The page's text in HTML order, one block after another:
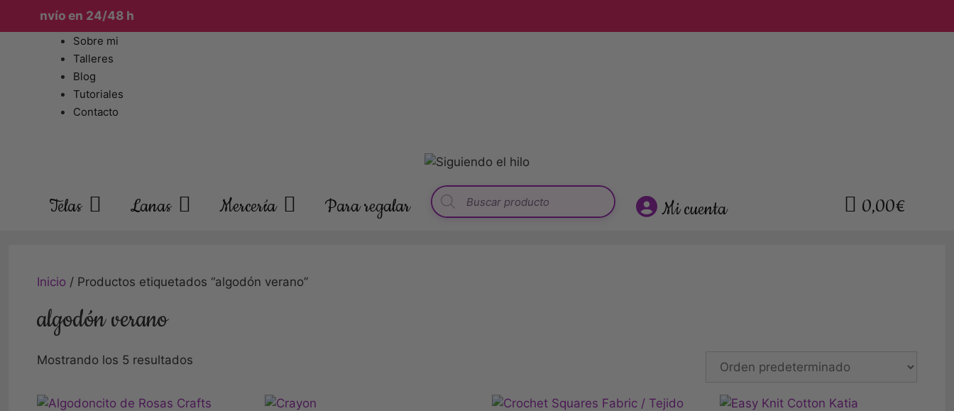
· Envío en 24/48 h
Sobre mi
Talleres
Blog
Tutoriales
Contacto
Telas Lanas Mercería Para regalar Mi cuenta 0,00€
Inicio / Productos etiquetados “algodón verano”
algodón verano
Mostrando los 5 resultados